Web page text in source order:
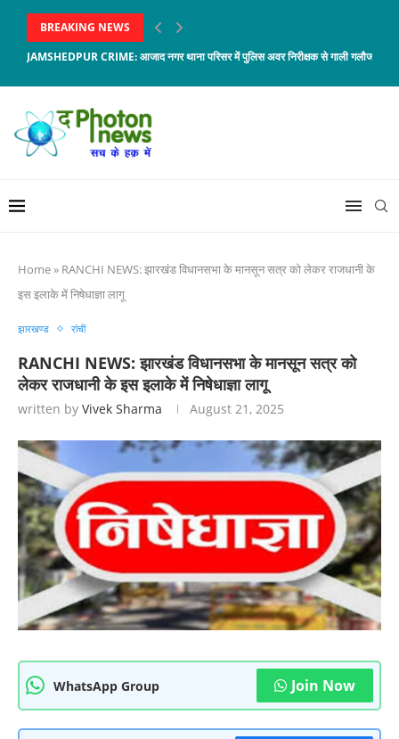
BREAKING NEWS
JAMSHEDPUR CRIME: आजाद नगर थाना परिसर में पुलिस अवर निरीक्षक से गाली गलौज,
Home» RANCHI NEWS: झारखंड विधानसभा के मानसून सत्र को लेकर राजधानी के
इस इलाके में निषेधाज्ञा लागू
झारखण्ड रांची
RANCHI NEWS: झारखंड विधानसभा के मानसून सत्र को
लेकर राजधानी के इस इलाके में निषेधाज्ञा लागू
written by Vivek Sharma August 21, 2025
WhatsApp Group Join Now